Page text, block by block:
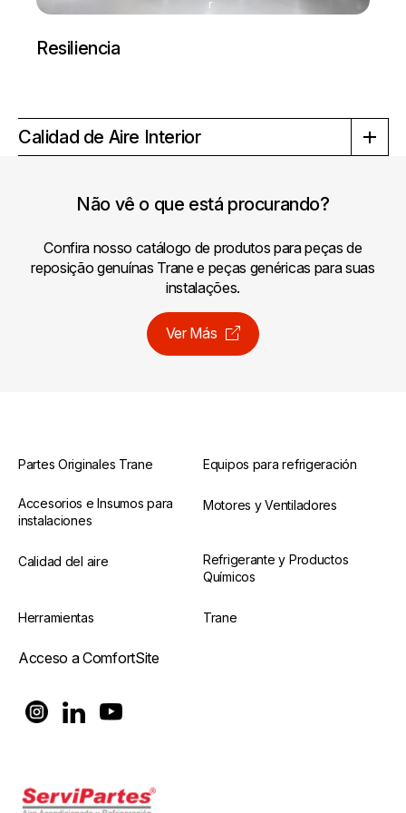
r
Resiliencia
Calidad de Aire Interior
Não vê o que está procurando?
Confira nosso catálogo de produtos para peças de
reposição genuínas Trane e peças genéricas para suas
instalações.
Ver Más
Partes Originales Trane Equipos para refrigeración
Accesorios e Insumos para
instalaciones
Motores y Ventiladores
Calidad del aire
Refrigerante y Productos
Químicos
Herramientas Trane
Acceso a ComfortSite